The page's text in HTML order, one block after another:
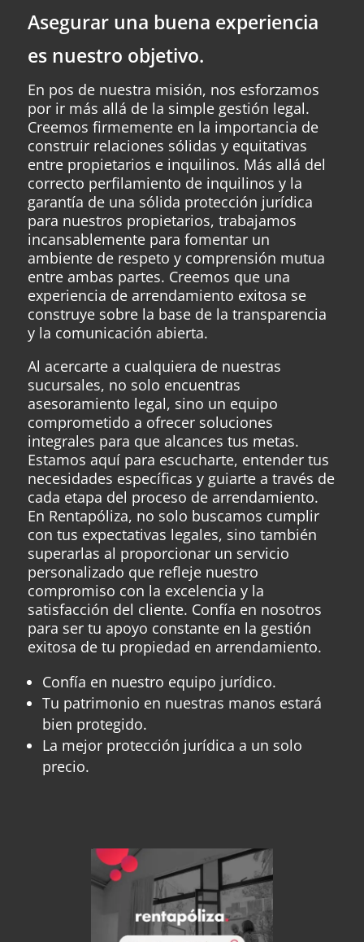
Asegurar una buena experiencia
es nuestro objetivo.
En pos de nuestra misión, nos esforzamos
por ir más allá de la simple gestión legal.
Creemos firmemente en la importancia de
construir relaciones sólidas y equitativas
entre propietarios e inquilinos. Más allá del
correcto perfilamiento de inquilinos y la
garantía de una sólida protección jurídica
para nuestros propietarios, trabajamos
incansablemente para fomentar un
ambiente de respeto y comprensión mutua
entre ambas partes. Creemos que una
experiencia de arrendamiento exitosa se
construye sobre la base de la transparencia
y la comunicación abierta.
Al acercarte a cualquiera de nuestras
sucursales, no solo encuentras
asesoramiento legal, sino un equipo
comprometido a ofrecer soluciones
integrales para que alcances tus metas.
Estamos aquí para escucharte, entender tus
necesidades específicas y guiarte a través de
cada etapa del proceso de arrendamiento.
En Rentapóliza, no solo buscamos cumplir
con tus expectativas legales, sino también
superarlas al proporcionar un servicio
personalizado que refleje nuestro
compromiso con la excelencia y la
satisfacción del cliente. Confía en nosotros
para ser tu apoyo constante en la gestión
exitosa de tu propiedad en arrendamiento.
Confía en nuestro equipo jurídico.
Tu patrimonio en nuestras manos estará
bien protegido.
La mejor protección jurídica a un solo
precio.